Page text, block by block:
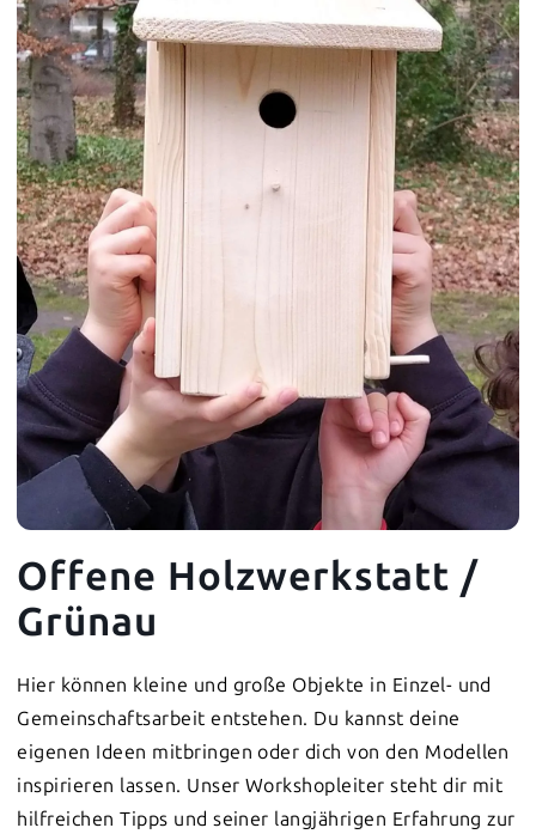
Offene Holzwerkstatt /
Grünau
Hier können kleine und große Objekte in Einzel- und
Gemeinschaftsarbeit entstehen. Du kannst deine
eigenen Ideen mitbringen oder dich von den Modellen
inspirieren lassen. Unser Workshopleiter steht dir mit
hilfreichen Tipps und seiner langjährigen Erfahrung zur